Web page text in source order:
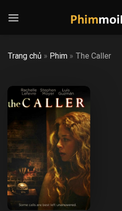
Trang chủ » Phim » The Caller